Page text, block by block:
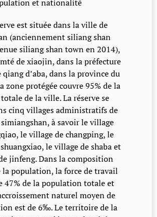
et nationalité
est située dans la ville de
(anciennement siliang shan
siliang shan town en 2014),
de xiaojin, dans la préfecture
d’aba, dans la province du
zone protégée couvre 95% de la
de la ville. La réserve se
cinq villages administratifs de
à savoir le village
le village de changping, le
le village de shaba et
jinfeng. Dans la composition
la population, la force de travail
47% de la population totale et
naturel moyen de
est de 6‰. Le territoire de la